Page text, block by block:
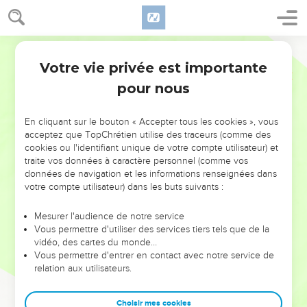
NE MANQUEZ PAS L’ÉVÉNEMENT
DE L’ANNÉE !
ET SI LEURS ERREURS POUVAIENT VOUS ÉVITER LES
VOTRES ?
leur foi ou leur vision. Mais on voit moins les doutes, les erreurs
et les saisons difficiles qu'ils ont traversés, alors même que ce
sont elles qui les ont façonnés.
Dans cette conférence, leaders, entrepreneurs, et responsables
clés pour avancer avec plus de sagesse afin que leurs erreurs
Votre vie privée est importante
pour nous
En cliquant sur le bouton « Accepter tous les cookies », vous
acceptez que TopChrétien utilise des traceurs (comme des
cookies ou l'identifiant unique de votre compte utilisateur) et
traite vos données à caractère personnel (comme vos
données de navigation et les informations renseignées dans
votre compte utilisateur) dans les buts suivants :
Mesurer l'audience de notre service
Vous permettre d'utiliser des services tiers tels que de la
vidéo, des cartes du monde…
Vous permettre d'entrer en contact avec notre service de
relation aux utilisateurs.
Choisir mes cookies